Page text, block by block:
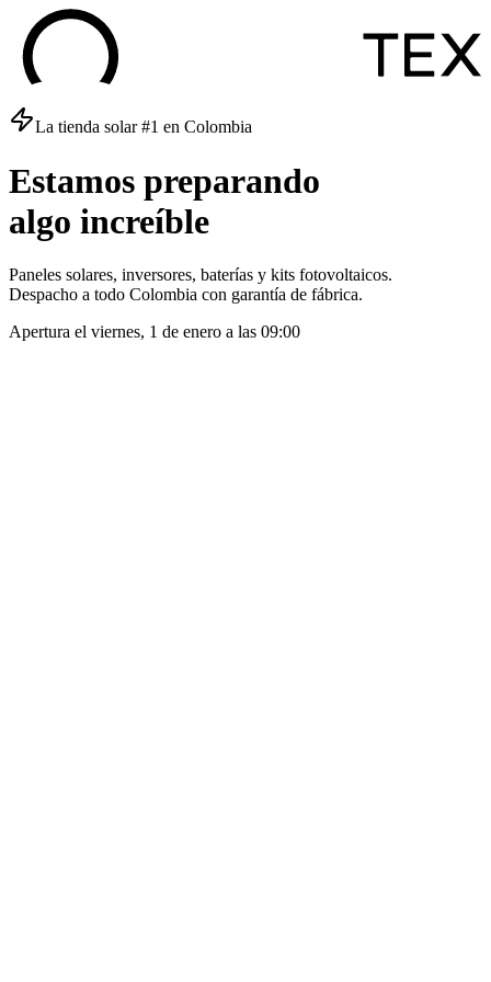
La tienda solar #1 en Colombia
Estamos preparando
algo increíble
Paneles solares, inversores, baterías y kits fotovoltaicos.
Despacho a todo Colombia con garantía de fábrica.
Apertura el viernes, 1 de enero a las 09:00